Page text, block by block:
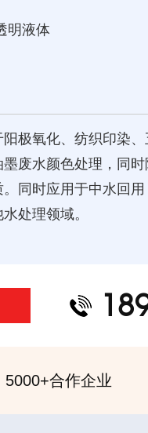
明液体
阳极氧化、纺织印染
墨废水颜色处理，同
。同时应用于中水回
处理领域。
5000+合作企业